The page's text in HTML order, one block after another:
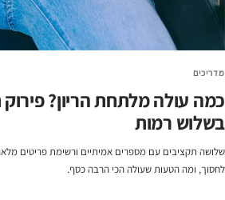
מדריכים
כמה עולה מלתחת הריון?
בשלוש רמות
שלושה תקציבים עם מספרים אמיתיים ורשימת פריטים
לחסוך, ומה הטעות שעולה הכי הרבה כסף.